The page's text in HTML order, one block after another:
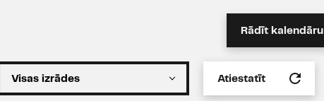
Rādīt kalendāru
Atiestatīt